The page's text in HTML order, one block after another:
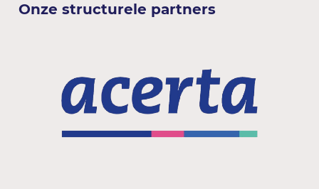
Onze structurele partners